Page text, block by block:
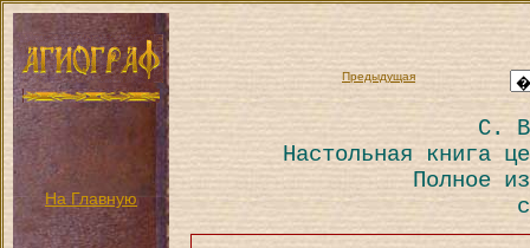
На Главную
Предыдущая
С.
Настольная книга
Полное